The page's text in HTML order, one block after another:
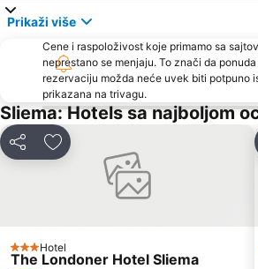
Prikaži više
Cene i raspoloživost koje primamo sa
neprestano se menjaju. To znači da
rezervaciju možda neće uvek biti potpuno
prikazana na trivagu.
Sliema: Hotels sa najboljom
Deli Dodati u favorite
3 Zvezdice
Hotel
The Londoner Hotel Sliema